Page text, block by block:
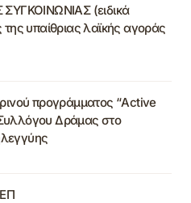
(ειδικά
υπαίθριας λαϊκής αγοράς
προγράμματος “Active
Δράμας στο